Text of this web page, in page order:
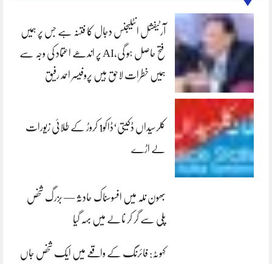
آرٹیفشل انٹلیجنس دجال کا فتنہ ہے جس پر ہمیں
فتح حاصل ہو گی،AI پر اندھے اعتماد کی وجہ سے
ہمیں خطرات لاحق ہیں پروفیسر احمد رفیق
کلرسیداں ڈکیتی‘ڈاکو1 کروڑ کے طلائی زیورات
لے اڑے
بھون نلہ میں افسوسناک حادثہ — بزرگ شخص
پلی سے گر کر نالے میں بہہ گیا
کہوٹہ: فائرنگ کے واقعے میں ایک شخص جاں